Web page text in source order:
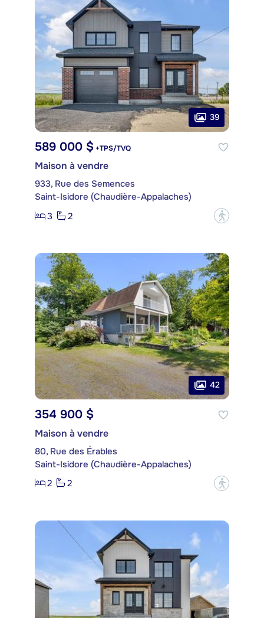
39
589 000 $ +TPS/TVQ
Maison à vendre
933, Rue des Semences
Saint-Isidore (Chaudière-Appalaches)
3
2 ?
42
354 900 $
Maison à vendre
80, Rue des Érables
Saint-Isidore (Chaudière-Appalaches)
2
2 ?